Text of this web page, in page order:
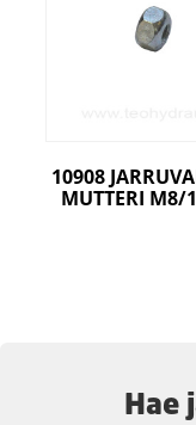
10908
MUTTERI M8/
Hae